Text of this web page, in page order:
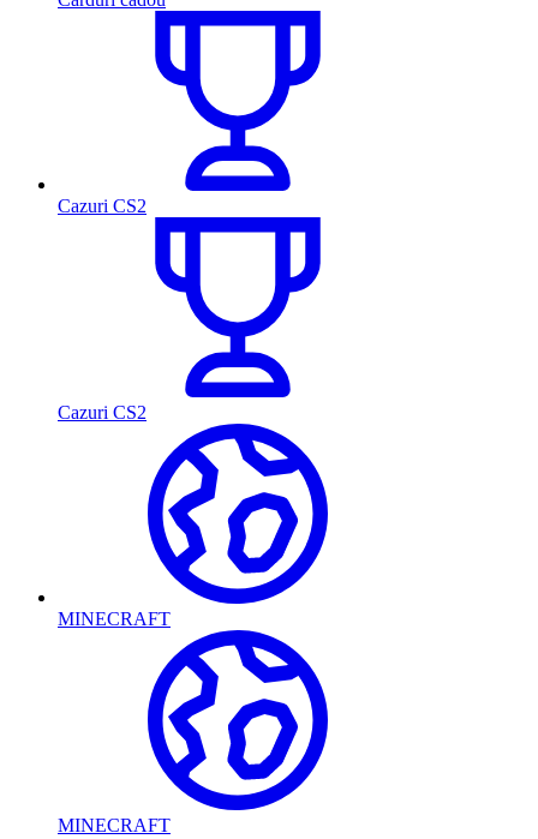
Cazuri CS2
Cazuri CS2
MINECRAFT
MINECRAFT